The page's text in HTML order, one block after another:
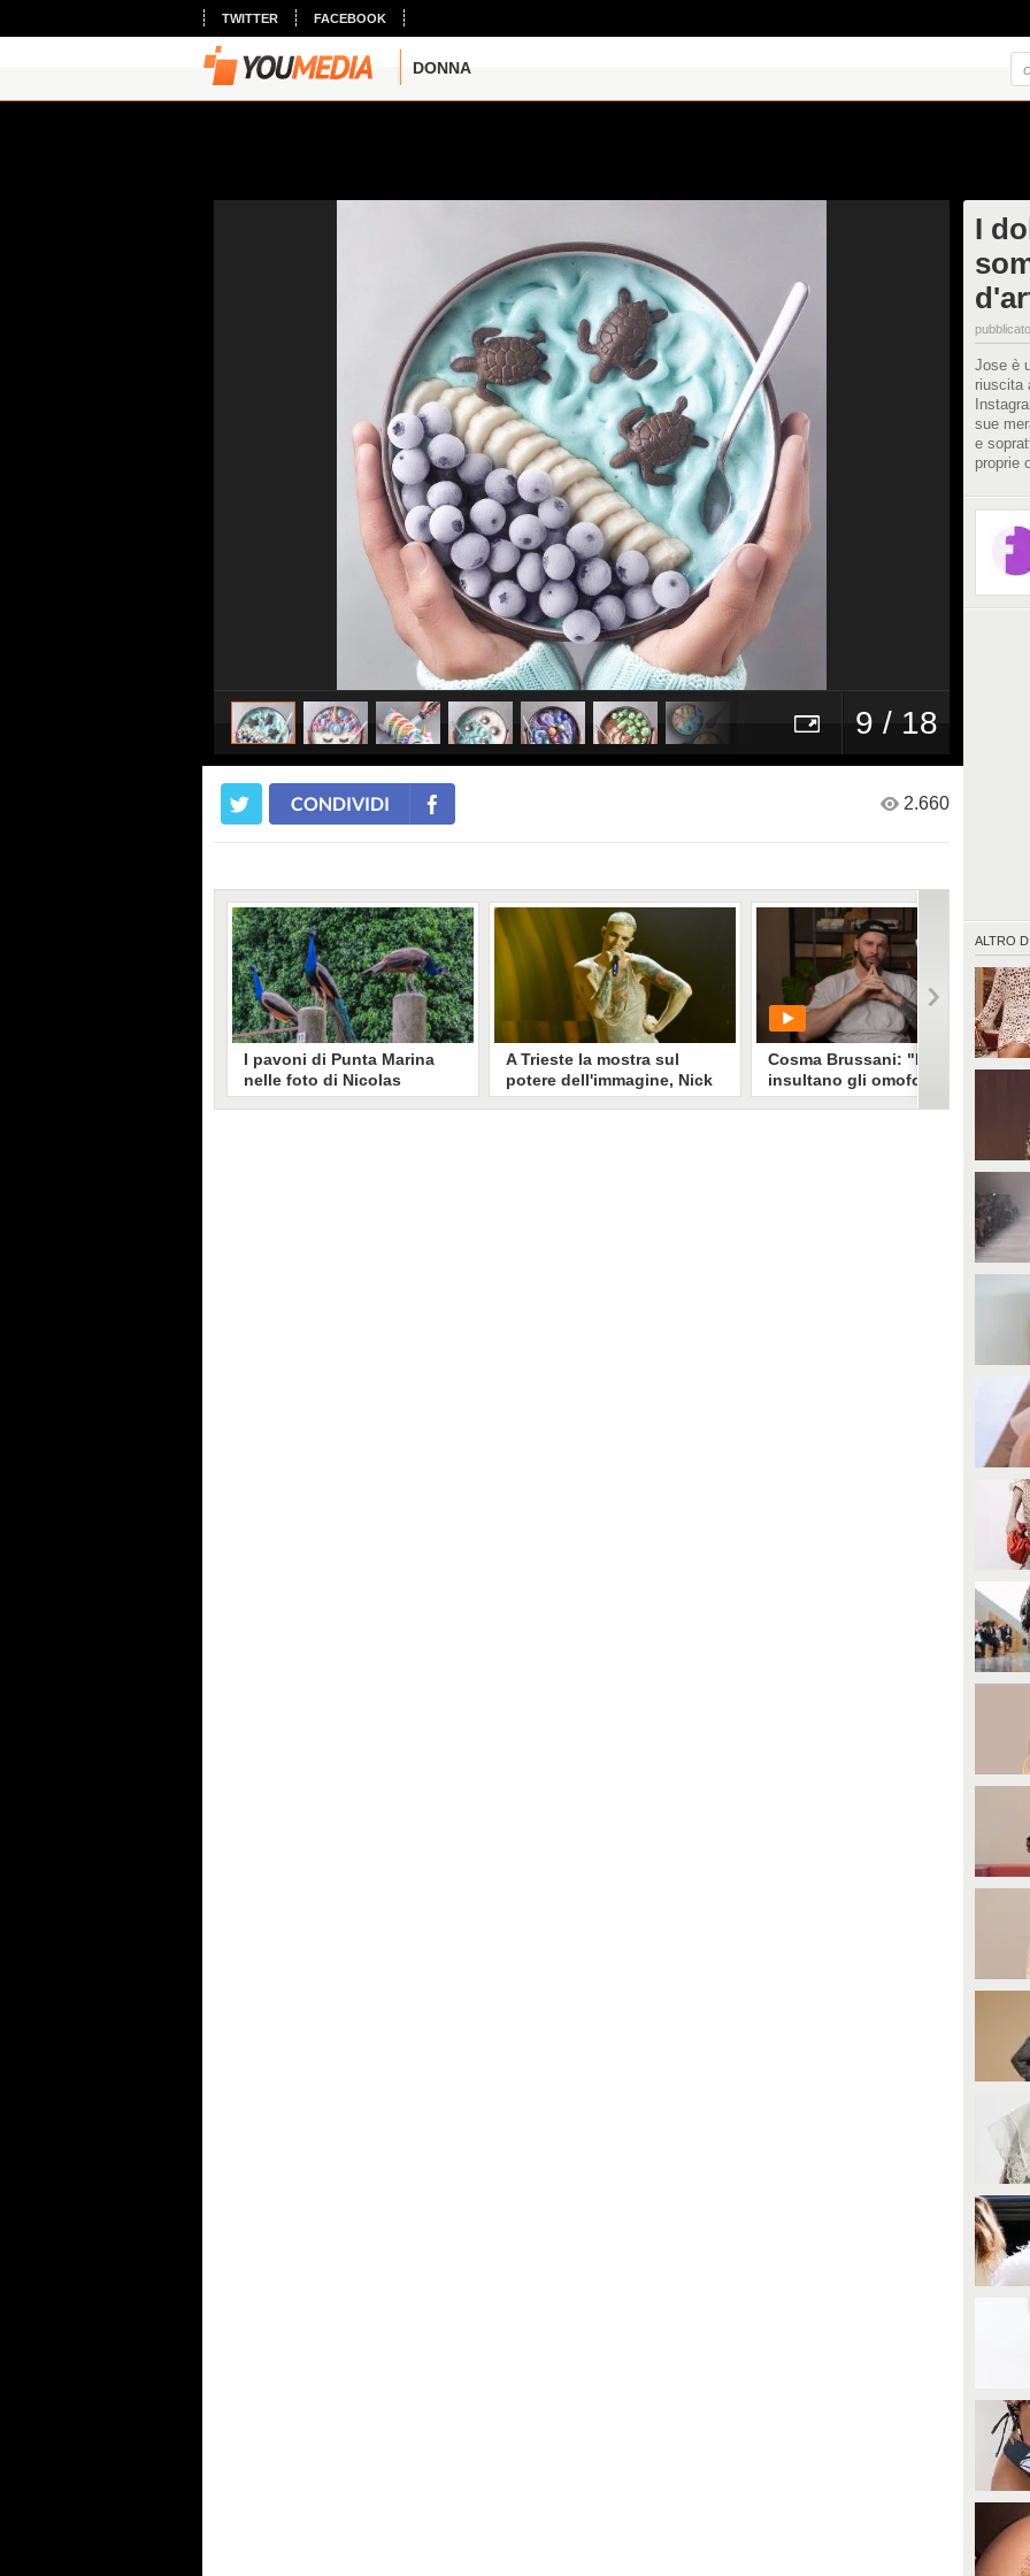
TWITTER FACEBOOK
DONNA
9 / 18
I
Jose è
riuscita
sue
e
proprie
ALTRO DI
CONDIVIDI 2.660
I pavoni di Punta Marina
nelle foto di Nicolas
Brunetti: "La convivenza è
A Trieste la mostra sul
potere dell'immagine, Nick
Cerioni: "Un look funziona
Cosma Brussani: "Mi
insultano gli omofobi e gli
insicuri, all’inizio